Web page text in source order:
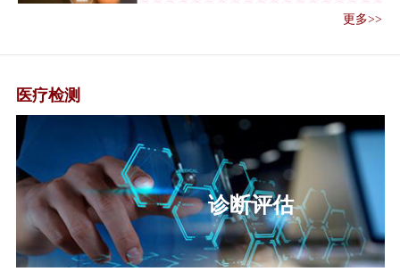
《关于做好精准健康管理 推进人
情防控工作的...
《关于做好离京人员新冠肺炎健
康管理服务工...
《全国爱卫办关于深入开展爱国
卫生运动强化...
《国家卫生健康委办公厅关于完
善发热门诊和...
更多>>
医疗检测
标准检测